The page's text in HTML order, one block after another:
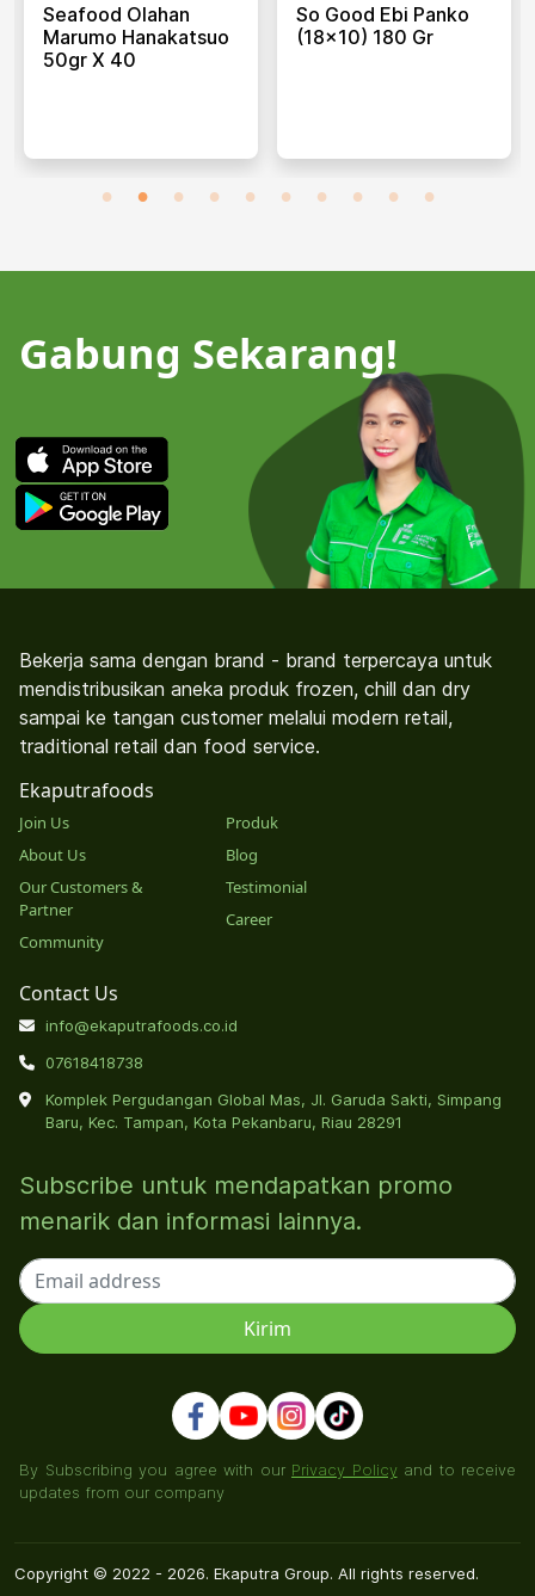
Seafood Olahan
Marumo Hanakatsuo
50gr X 40
So Good Ebi Panko
(18x10) 180 Gr
Gabung Sekarang!
Bekerja sama dengan brand - brand terpercaya untuk
mendistribusikan aneka produk frozen, chill dan dry
sampai ke tangan customer melalui modern retail,
traditional retail dan food service.
Ekaputrafoods
Join Us
About Us
Our Customers &
Partner
Community
Produk
Blog
Testimonial
Career
Contact Us
info@ekaputrafoods.co.id
07618418738
Komplek Pergudangan Global Mas, Jl. Garuda Sakti, Simpang
Baru, Kec. Tampan, Kota Pekanbaru, Riau 28291
Subscribe untuk mendapatkan promo
menarik dan informasi lainnya.
By Subscribing you agree with our Privacy Policyand to receive
updates from our company
Copyright © 2022 - 2026. Ekaputra Group. All rights reserved.